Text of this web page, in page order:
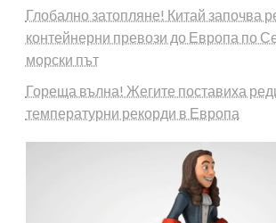
Глобално затопляне! Китай започва
контейнерни превози до Европа по
морски път
Гореща вълна! Жегите поставиха
температурни рекорди в Европа